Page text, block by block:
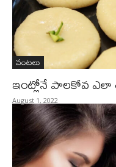
వంటలు
ఇంట్లోనే పాలకోవ
August 1, 2022